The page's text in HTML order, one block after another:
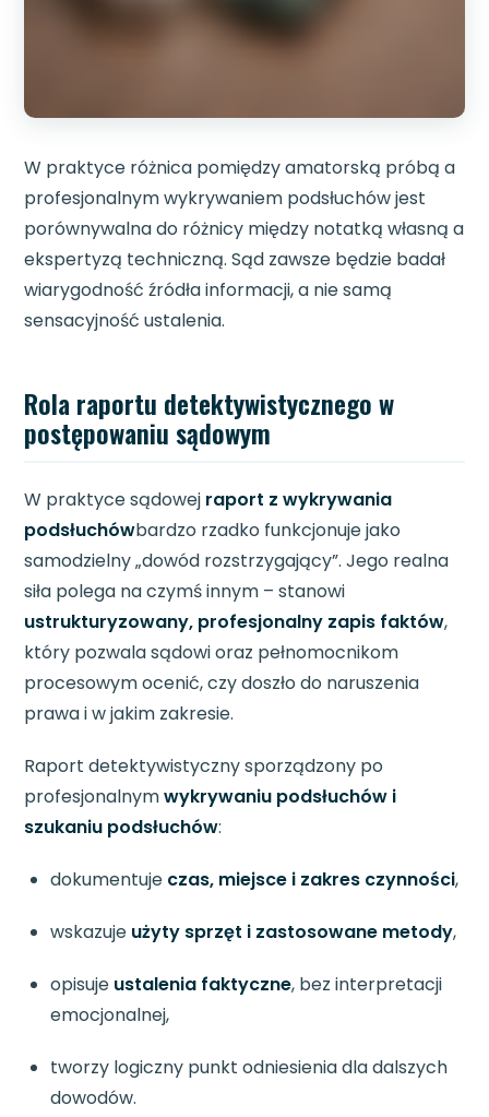
W praktyce różnica pomiędzy amatorską próbą a
profesjonalnym wykrywaniem podsłuchów jest
porównywalna do różnicy między notatką własną a
ekspertyzą techniczną. Sąd zawsze będzie badał
wiarygodność źródła informacji, a nie samą
sensacyjność ustalenia.
Rola raportu detektywistycznego w
postępowaniu sądowym
W praktyce sądowej raport z wykrywania
podsłuchówbardzo rzadko funkcjonuje jako
samodzielny „dowód rozstrzygający”. Jego realna
siła polega na czymś innym – stanowi
ustrukturyzowany, profesjonalny zapis faktów,
który pozwala sądowi oraz pełnomocnikom
procesowym ocenić, czy doszło do naruszenia
prawa i w jakim zakresie.
Raport detektywistyczny sporządzony po
profesjonalnymwykrywaniu podsłuchów i
szukaniu podsłuchów:
dokumentuje czas, miejsce i zakres czynności,
wskazuje użyty sprzęt i zastosowane metody,
opisuje ustalenia faktyczne, bez interpretacji
emocjonalnej,
tworzy logiczny punkt odniesienia dla dalszych
dowodów.